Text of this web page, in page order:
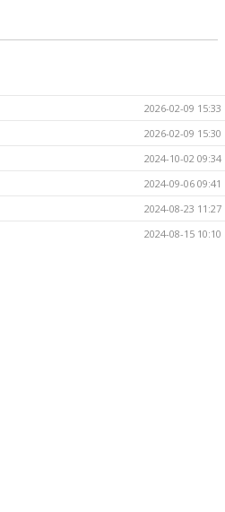
2026-02-09 15:33
2026-02-09 15:30
2024-10-02 09:34
2024-09-06 09:41
2024-08-23 11:27
2024-08-15 10:10